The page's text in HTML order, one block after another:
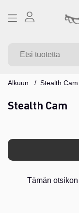
Alkuun Stealth Cam
Stealth Cam
TuotteetTämän